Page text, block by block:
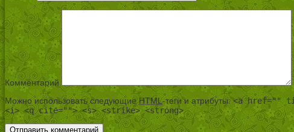
Комментарий
Можно использовать следующиеHTML-теги и атрибуты:<a href=""
<i> <q cite=""> <s> <strike> <strong>